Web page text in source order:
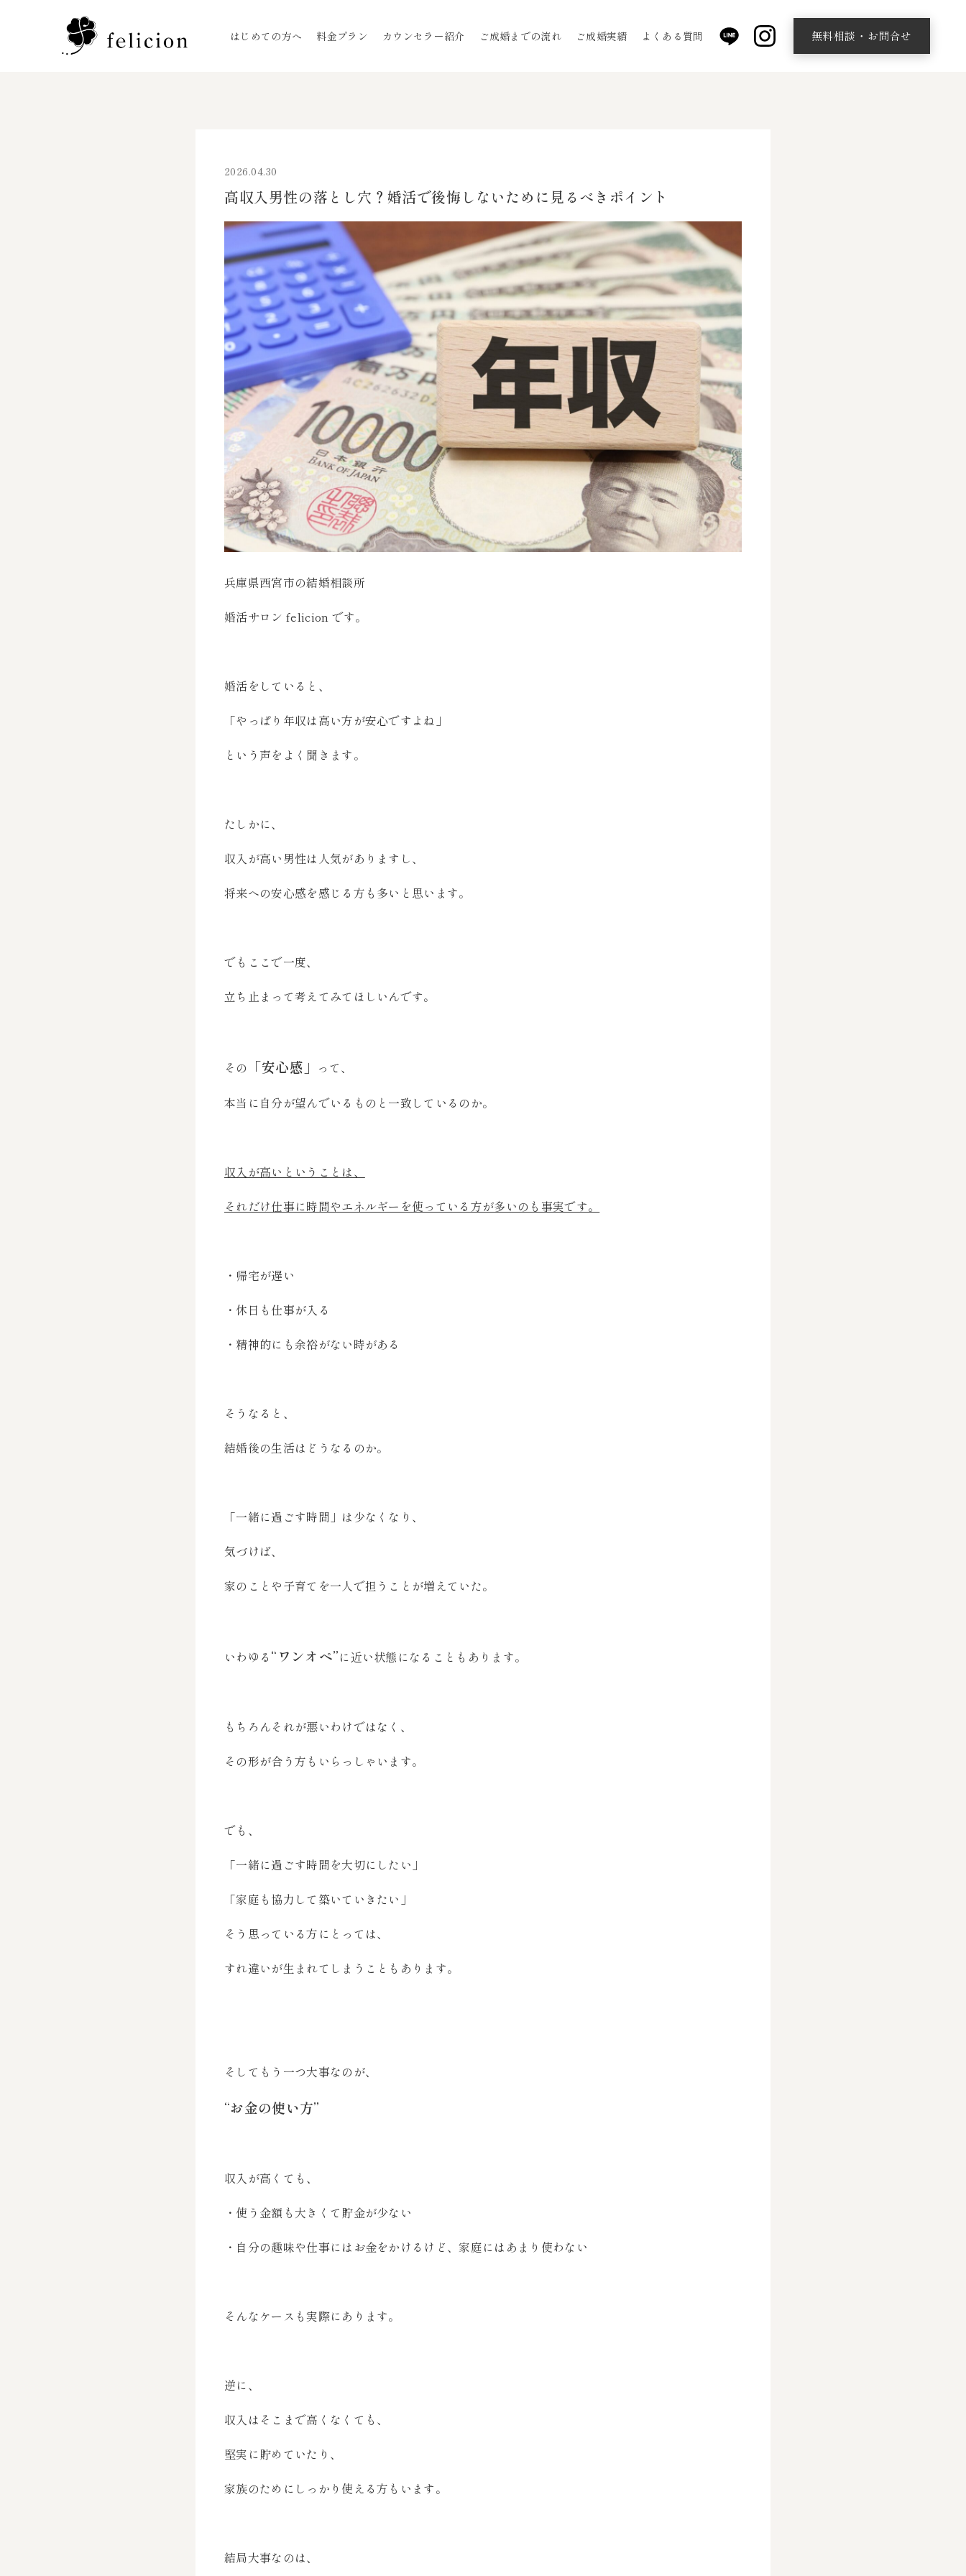
はじめての方へ 料金プラン カウンセラー紹介 ご成婚までの流れ ご成婚実績 よくある質問 無料相談・お問合せ
2026.04.30
高収入男性の落とし穴？婚活で後悔しないために見るべきポイント
兵庫県西宮市の結婚相談所
婚活サロン felicion です。
婚活をしていると、
「やっぱり年収は高い方が安心ですよね」
という声をよく聞きます。
たしかに、
収入が高い男性は人気がありますし、
将来への安心感を感じる方も多いと思います。
でもここで一度、
立ち止まって考えてみてほしいんです。
その 「安心感」 って、
本当に自分が望んでいるものと一致しているのか。
収入が高いということは、
それだけ仕事に時間やエネルギーを使っている方が多いのも事実です。
・帰宅が遅い
・休日も仕事が入る
・精神的にも余裕がない時がある
そうなると、
結婚後の生活はどうなるのか。
「一緒に過ごす時間」は少なくなり、
気づけば、
家のことや子育てを一人で担うことが増えていた。
いわゆる “ワンオペ”に近い状態になることもあります。
もちろんそれが悪いわけではなく、
その形が合う方もいらっしゃいます。
でも、
「一緒に過ごす時間を大切にしたい」
「家庭も協力して築いていきたい」
そう思っている方にとっては、
すれ違いが生まれてしまうこともあります。
そしてもう一つ大事なのが、
“お金の使い方”
収入が高くても、
・使う金額も大きくて貯金が少ない
・自分の趣味や仕事にはお金をかけるけど、家庭にはあまり使わない
そんなケースも実際にあります。
逆に、
収入はそこまで高くなくても、
堅実に貯めていたり、
家族のためにしっかり使える方もいます。
結局大事なのは、